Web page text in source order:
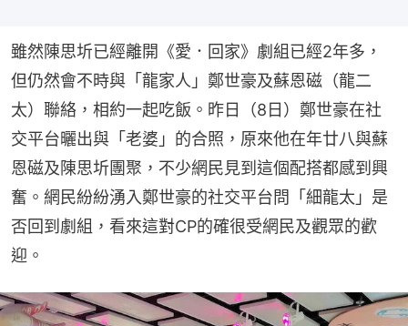
雖然陳思圻已經離開《愛．回家》劇組已經2年多，
但仍然會不時與「龍家人」鄭世豪及蘇恩磁（龍二
太）聯絡，相約一起吃飯。昨日（8日）鄭世豪在社
交平台曬出與「老婆」的合照，原來他在年廿八與蘇
恩磁及陳思圻團聚，不少網民見到這個配搭都感到興
奮。網民紛紛湧入鄭世豪的社交平台問「細龍太」是
否回到劇組，看來這對CP的確很受網民及觀眾的歡
迎。